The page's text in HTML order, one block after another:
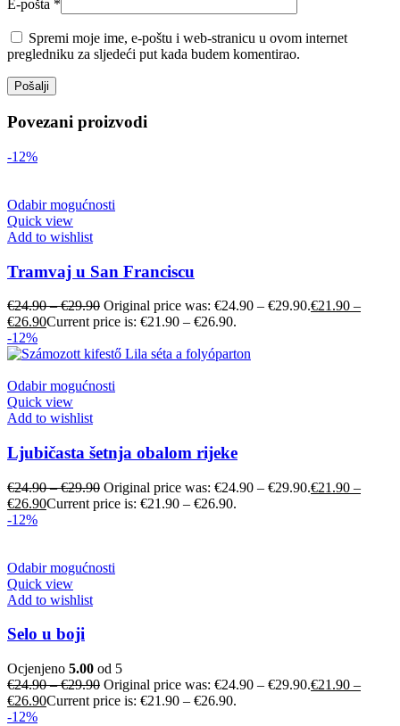
E-pošta *
Spremi moje ime, e-poštu i web-stranicu u ovom internet
pregledniku za sljedeći put kada budem komentirao.
Povezani proizvodi
-12%
Odabir mogućnosti
Quick view
Add to wishlist
Tramvaj u San Franciscu
€24.90–€29.90 Original price was: €24.90 – €29.90.€21.90 –
€26.90Current price is: €21.90 – €26.90.
-12%
Odabir mogućnosti
Quick view
Add to wishlist
Ljubičasta šetnja obalom rijeke
€24.90–€29.90 Original price was: €24.90 – €29.90.€21.90 –
€26.90Current price is: €21.90 – €26.90.
-12%
Odabir mogućnosti
Quick view
Add to wishlist
Selo u boji
Ocjenjeno 5.00 od 5
€24.90–€29.90 Original price was: €24.90 – €29.90.€21.90 –
€26.90Current price is: €21.90 – €26.90.
-12%